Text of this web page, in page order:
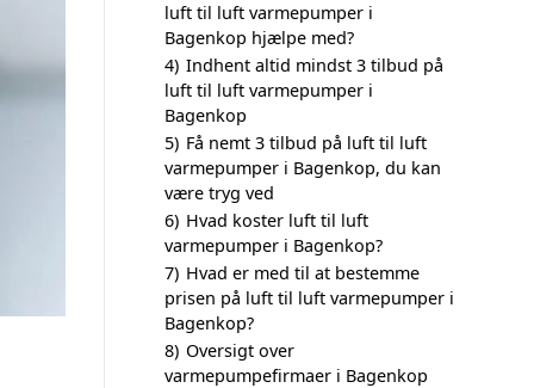
luft til luft varmepumper i
Bagenkop hjælpe med?
4) Indhent altid mindst 3 tilbud på
luft til luft varmepumper i
Bagenkop
5) Få nemt 3 tilbud på luft til luft
varmepumper i Bagenkop, du kan
være tryg ved
6) Hvad koster luft til luft
varmepumper i Bagenkop?
7) Hvad er med til at bestemme
prisen på luft til luft varmepumper i
Bagenkop?
8) Oversigt over
varmepumpefirmaer i Bagenkop